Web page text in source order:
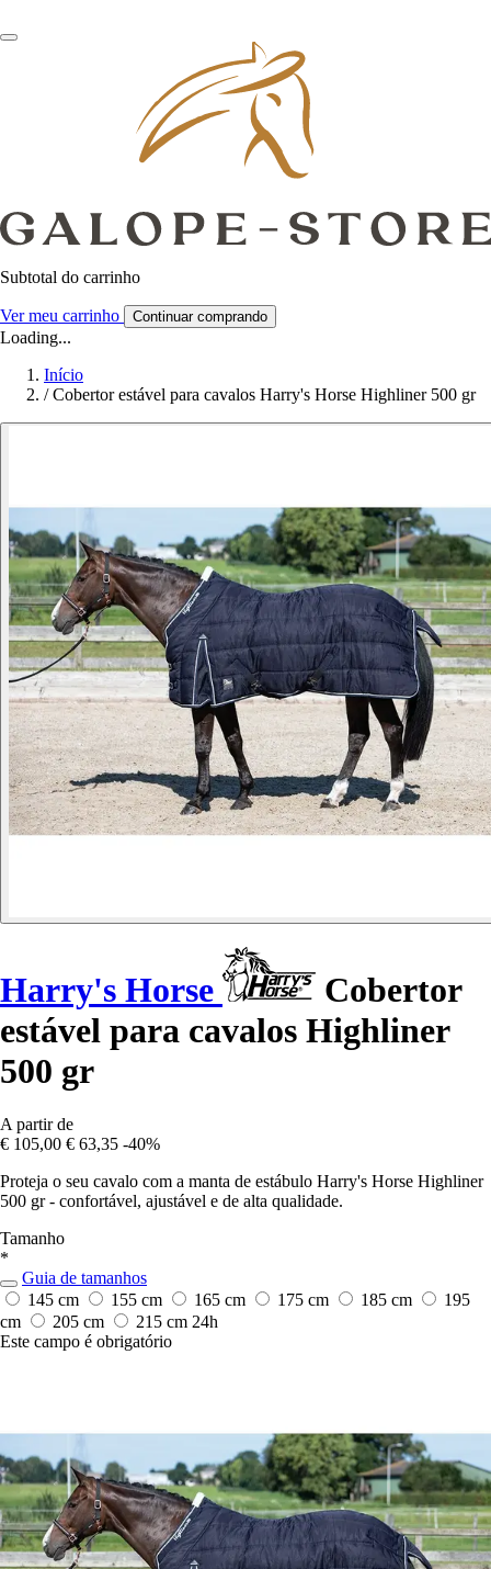
Subtotal do carrinho
Ver meu carrinho Continuar comprando
Loading...
Início
/ Cobertor estável para cavalos Harry's Horse Highliner 500 gr
Harry's Horse
Cobertor
estável para cavalos Highliner
500 gr
A partir de
€ 105,00 € 63,35 -40%
Proteja o seu cavalo com a manta de estábulo Harry's Horse Highliner
500 gr - confortável, ajustável e de alta qualidade.
Tamanho
*
Guia de tamanhos
145 cm
155 cm 165 cm 175 cm 185 cm
195
cm
205 cm 215 cm 24h
Este campo é obrigatório